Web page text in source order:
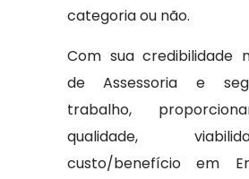
categoria ou não.
Com sua credibilidade
de Assessoria e
trabalho,
qualidade,
custo/benefício em